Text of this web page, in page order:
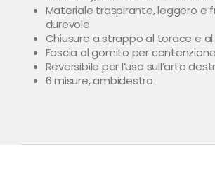
Materiale traspirante, leggero e
durevole
Chiusure a strappo al torace e
Fascia al gomito per
Reversibile per l’uso sull’arto
6 misure, ambidestro